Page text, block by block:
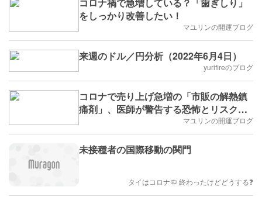
コロナ禍で急増している？「歯ぎしり」
をしっかり改善したい！
マユリンの開運ブログ
来週のドル／円分析（2022年6月4日）
yurifireのブログ
コロナで売り上げ急増の「市販の解熱鎮
痛剤」、医師が警告する恐怖とリスクの
マユリンの開運ブログ
未接種者の国際移動の関門
タイはコロナ🦠 終わったけどどうする❓